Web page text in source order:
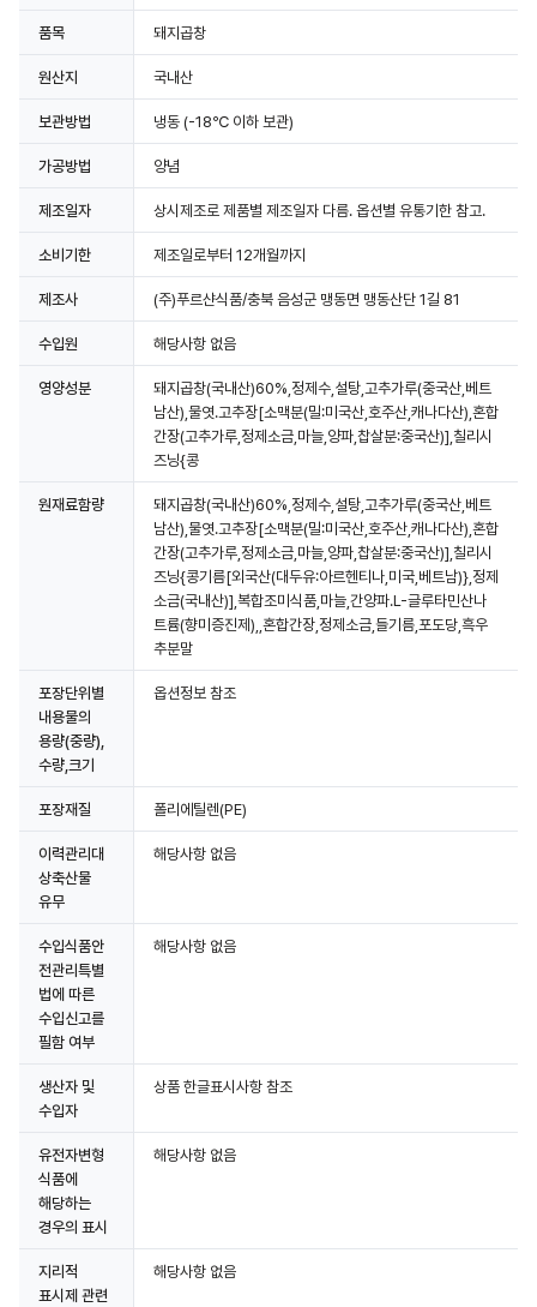
품목 돼지곱창
원산지 국내산
보관방법 냉동 (-18℃ 이하 보관)
가공방법 양념
제조일자 상시제조로 제품별 제조일자 다름. 옵션별 유통기한 참고.
소비기한 제조일로부터 12개월까지
제조사 (주)푸르샨식품/충북 음성군 맹동면 맹동산단 1길 81
수입원 해당사항 없음
영양성분
돼지곱창(국내산)60%,정제수,설탕,고추가루(중국산,베트
남산),물엿.고추장[소맥분(밀:미국산,호주산,캐나다산),혼합
간장(고추가루,정제소금,마늘,양파,찹살분:중국산)],칠리시
즈닝{콩
원재료함량
돼지곱창(국내산)60%,정제수,설탕,고추가루(중국산,베트
남산),물엿.고추장[소맥분(밀:미국산,호주산,캐나다산),혼합
간장(고추가루,정제소금,마늘,양파,찹살분:중국산)],칠리시
즈닝{콩기름[외국산(대두유:아르헨티나,미국,베트남)},정제
소금(국내산)],복합조미식품,마늘,간양파.L-글루타민산나
트륨(향미증진제),,혼합간장,정제소금,들기름,포도당,흑우
추분말
포장단위별
내용물의
용량(중량),
수량,크기
옵션정보 참조
포장재질 폴리에틸렌(PE)
이력관리대
상축산물
유무
해당사항 없음
수입식품안
전관리특별
법에 따른
수입신고를
필함 여부
해당사항 없음
생산자 및
수입자
상품 한글표시사항 참조
유전자변형
식품에
해당하는
경우의 표시
해당사항 없음
지리적
표시제 관련
해당사항 없음